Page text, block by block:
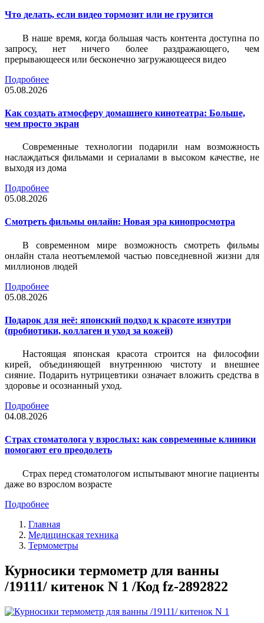
Что делать, если видео тормозит или не грузится
В наше время, когда большая часть контента доступна по
запросу, нет ничего более раздражающего, чем
прерывающееся или бесконечно загружающееся видео
Подробнее
05.08.2026
Как создать атмосферу домашнего кинотеатра: Больше,
чем просто экран
Современные технологии подарили нам возможность
наслаждаться фильмами и сериалами в высоком качестве, не
выходя из дома
Подробнее
05.08.2026
Смотреть фильмы онлайн: Новая эра кинопросмотра
В современном мире возможность смотреть фильмы
онлайн стала неотъемлемой частью повседневной жизни для
миллионов людей
Подробнее
05.08.2026
Подарок для неё: японский подход к красоте изнутри
(пробиотики, коллаген и уход за кожей)
Настоящая японская красота строится на философии
кирей, объединяющей внутреннюю чистоту и внешнее
сияние. Подарить нутрицевтики означает вложить средства в
здоровье и осознанный уход.
Подробнее
04.08.2026
Страх стоматолога у взрослых: как современные клиники
помогают его преодолеть
Страх перед стоматологом испытывают многие пациенты
даже во взрослом возрасте
Подробнее
Главная
Медицинская техника
Термометры
Курносики термометр для ванны
/19111/ китенок N 1 /Код fz-2892822